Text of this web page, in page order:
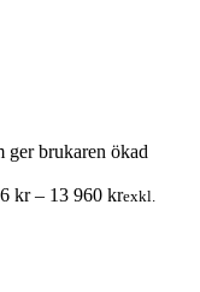
brukaren ökad
kr – 13 960 krexkl.